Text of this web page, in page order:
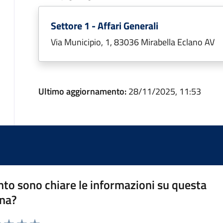
Settore 1 - Affari Generali
Via Municipio, 1, 83036 Mirabella Eclano AV
Ultimo aggiornamento:28/11/2025, 11:53
sono chiare le informazioni su questa